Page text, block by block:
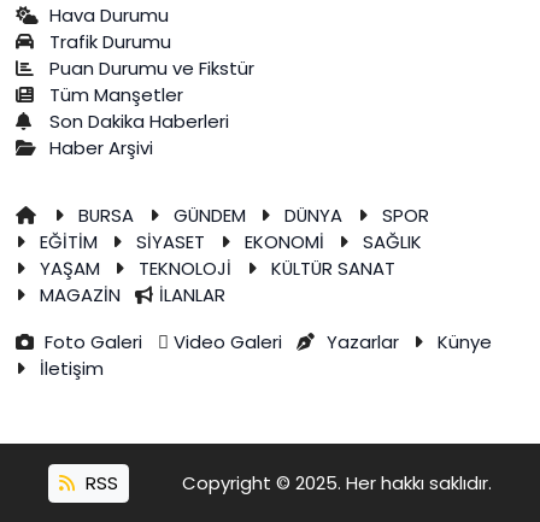
Hava Durumu
Trafik Durumu
Puan Durumu ve Fikstür
Tüm Manşetler
Son Dakika Haberleri
Haber Arşivi
BURSA GÜNDEM DÜNYA
SPOR
EĞİTİM
SİYASET EKONOMİ
SAĞLIK
YAŞAM
TEKNOLOJİ
KÜLTÜR SANAT
MAGAZİN
İLANLAR
Foto Galeri
Video Galeri Yazarlar
Künye
İletişim
RSS Copyright © 2025. Her hakkı saklıdır.